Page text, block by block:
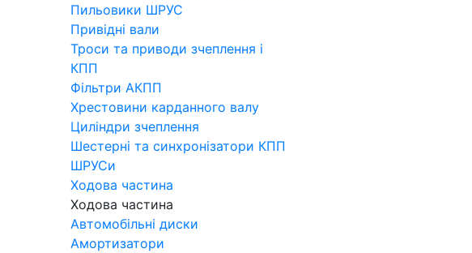
Пильовики ШРУС
Привідні вали
Троси та приводи зчеплення і
КПП
Фільтри АКПП
Хрестовини карданного валу
Циліндри зчеплення
Шестерні та синхронізатори КПП
ШРУСи
Ходова частина
Ходова частина
Автомобільні диски
Амортизатори